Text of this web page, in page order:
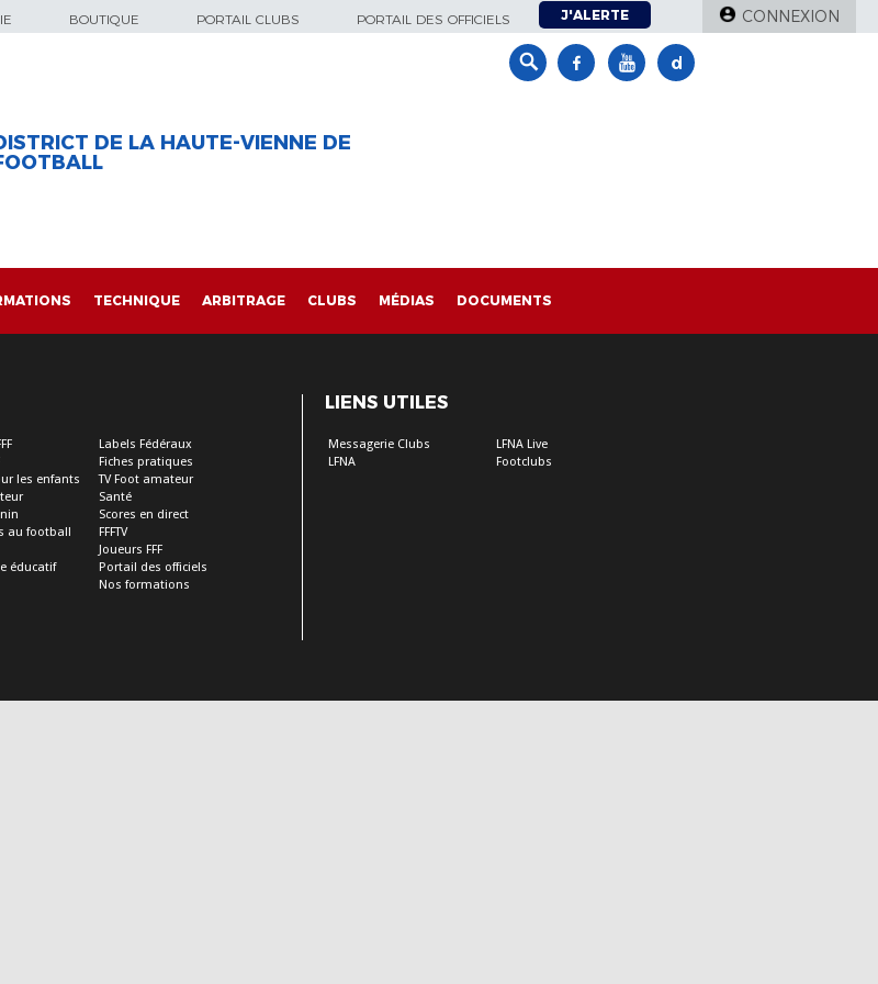
BOUTIQUE PORTAIL CLUBS PORTAIL DES OFFICIELS J'ALERTE CONNEXION
DE LA HAUTE-VIENNE DE
TECHNIQUE ARBITRAGE CLUBS MÉDIAS DOCUMENTS
les enfants
au football
éducatif
Labels Fédéraux
Fiches pratiques
TV Foot amateur
Santé
Scores en direct
FFFTV
Joueurs FFF
Portail des officiels
Nos formations
LIENS UTILES
Messagerie Clubs
LFNA
LFNA Live
Footclubs